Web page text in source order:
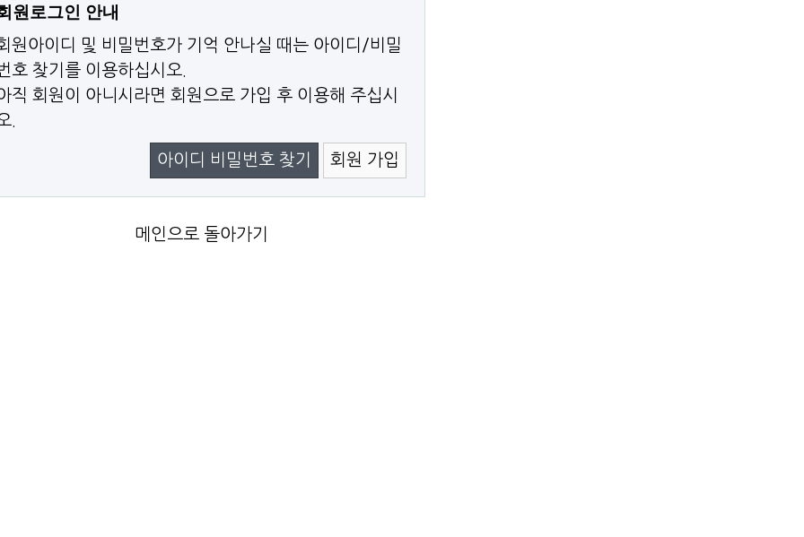
원로그인 안내
원아이디 및 비밀번호가 기억 안나실 때는 아이디/비밀
호 찾기를 이용하십시오.
직 회원이 아니시라면 회원으로 가입 후 이용해 주십시
.
아이디 비밀번호 찾기 회원 가입
메인으로 돌아가기